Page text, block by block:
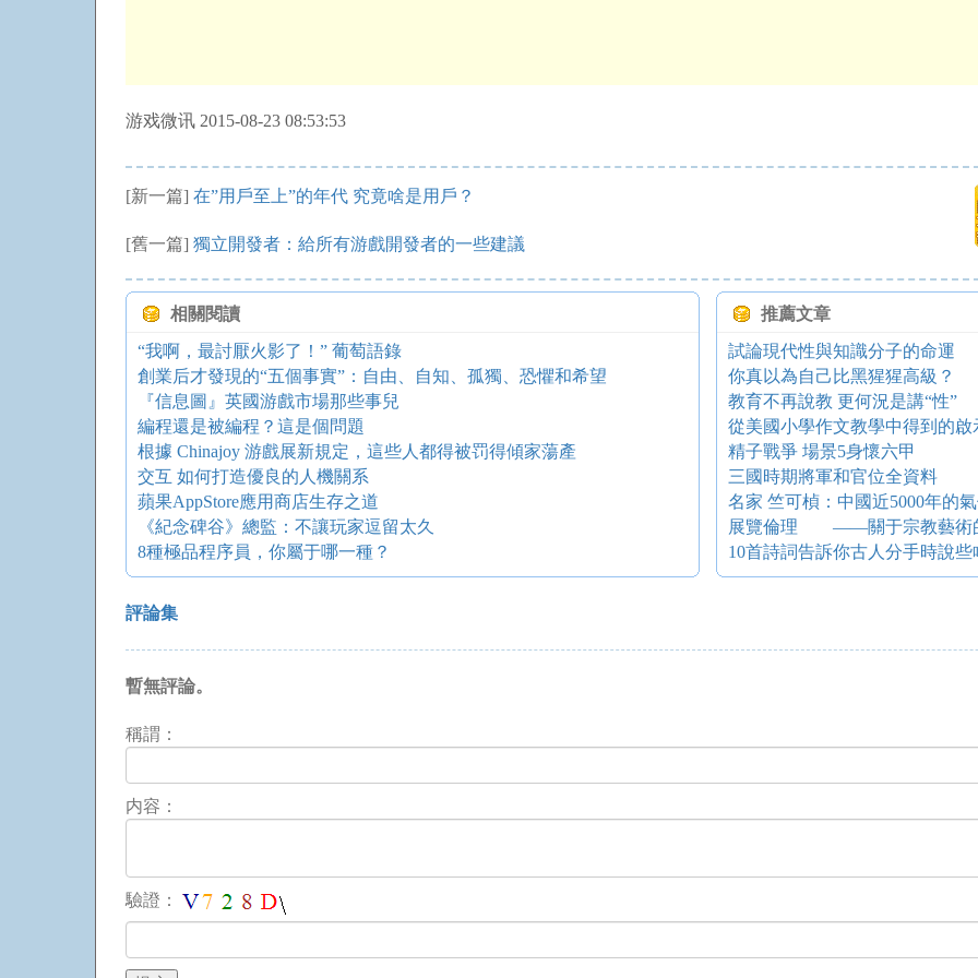
游戏微讯 2015-08-23 08:53:53
[新一篇] 在”用戶至上”的年代 究竟啥是用戶？
[舊一篇] 獨立開發者：給所有游戲開發者的一些建議
相關閱讀
“我啊，最討厭火影了！” 葡萄語錄
創業后才發現的“五個事實”：自由、自知、孤獨、恐懼和希望
『信息圖』英國游戲市場那些事兒
編程還是被編程？這是個問題
根據 Chinajoy 游戲展新規定，這些人都得被罚得傾家蕩產
交互 如何打造優良的人機關系
蘋果AppStore應用商店生存之道
《紀念碑谷》總監：不讓玩家逗留太久
8種極品程序員，你屬于哪一種？
推薦文章
試論現代性與知識分子的命運
你真以為自己比黑猩猩高級？
教育不再說教 更何況是講“性”
從美國小學作文教學中得到的啟
精子戰爭 場景5身懷六甲
三國時期將軍和官位全資料
名家 竺可楨：中國近5000年的
展覽倫理 ——關于宗教藝術
10首詩詞告訴你古人分手時說些
評論集
暫無評論。
稱謂：
内容：
驗證：